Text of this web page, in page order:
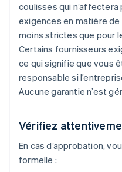
coulisses qui
exigences en matière
moins strictes que pour
Certains fournisseurs
ce qui signifie que vous
responsable si
Aucune garantie n’est
Vérifiez
En cas d’approbation,
formelle :